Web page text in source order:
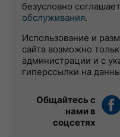
безусловно
обслуживания.
Использование и
сайта возможно
администрации и с
гиперссылки на
Общайтесь с
нами в
соцсетях